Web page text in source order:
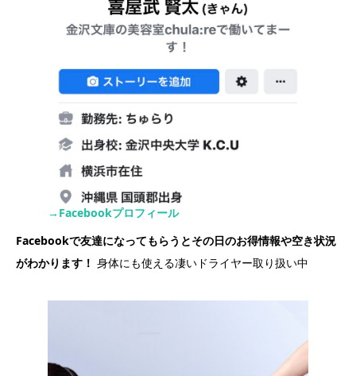
→Facebookプロフィール
Facebookで友達になってもらうとその日のお得情報や空き状況
がわかります！ 身体にも使える凄いドライヤー取り扱い中